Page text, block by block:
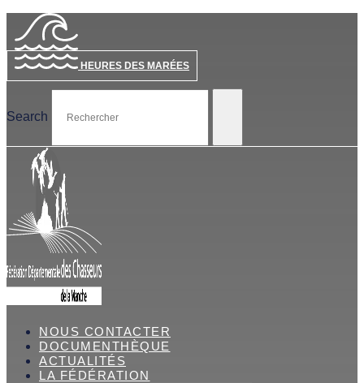
HEURES DES MARÉES
Search
NOUS CONTACTER
DOCUMENTHÈQUE
ACTUALITÉS
LA FÉDÉRATION